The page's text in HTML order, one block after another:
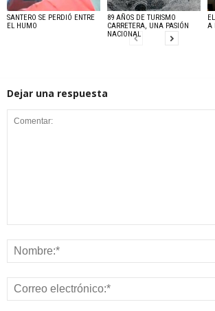
SANTERO SE PERDIÓ ENTRE
EL HUMO
89 AÑOS DE TURISMO
CARRETERA, UNA PASIÓN
NACIONAL
A
Dejar una respuesta